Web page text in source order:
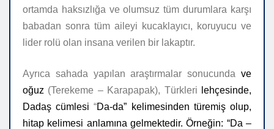
ortamda haksızlığa ve olumsuz tüm durumlara karşı
babadan sonra tüm aileyi kucaklayıcı, koruyucu ve
lider rolü olan insana verilen bir lakaptır.
Ayrıca sahada yapılan araştırmalar sonucunda ve
oğuz (Terekeme – Karapapak), Türkleri
lehçesinde,
Dadaş cümlesi “Da-da” kelimesinden türemiş olup,
hitap kelimesi anlamına gelmektedir. Örneğin: “Da –